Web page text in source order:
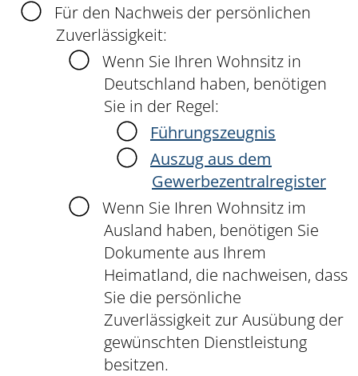
Für den Nachweis der persönlichen
Zuverlässigkeit:
Wenn Sie Ihren Wohnsitz in
Deutschland haben, benötigen
Sie in der Regel:
Führungszeugnis
Auszug aus dem
Gewerbezentralregister
Wenn Sie Ihren Wohnsitz im
Ausland haben, benötigen Sie
Dokumente aus Ihrem
Heimatland, die nachweisen, dass
Sie die persönliche
Zuverlässigkeit zur Ausübung der
gewünschten Dienstleistung
besitzen.